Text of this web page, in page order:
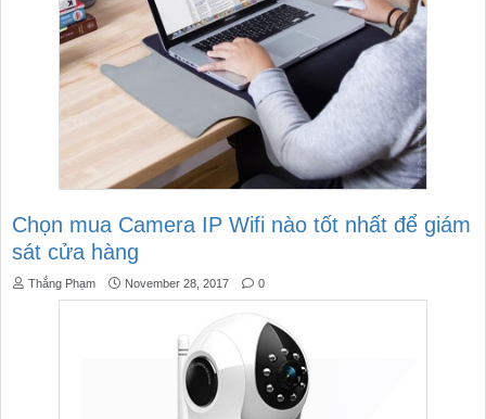
Chọn mua Camera IP Wifi nào tốt nhất để giám
sát cửa hàng
Thắng Phạm November 28, 2017 0